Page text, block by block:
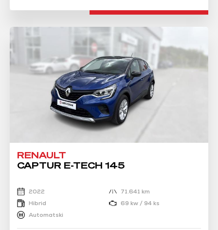
RENAULT
CAPTUR E-TECH 145
2022
71.641 km
Hibrid
69 kw / 94 ks
Automatski